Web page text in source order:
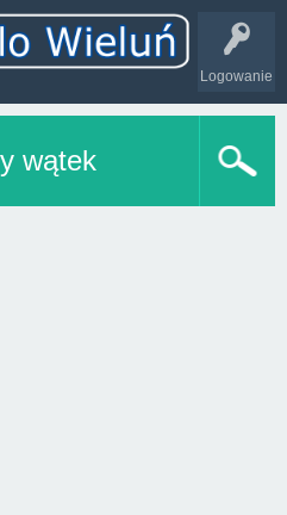
Logowanie
wątek